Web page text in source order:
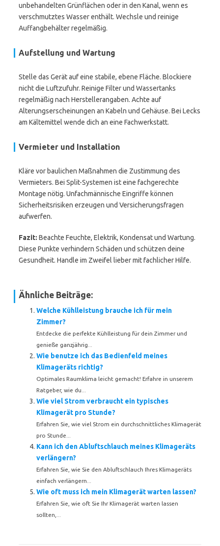
unbehandelten Grünflächen oder in den Kanal, wenn es
verschmutztes Wasser enthält. Wechsle und reinige
Auffangbehälter regelmäßig.
Aufstellung und Wartung
Stelle das Gerät auf eine stabile, ebene Fläche. Blockiere
nicht die Luftzufuhr. Reinige Filter und Wassertanks
regelmäßig nach Herstellerangaben. Achte auf
Alterungserscheinungen an Kabeln und Gehäuse. Bei Lecks
am Kältemittel wende dich an eine Fachwerkstatt.
Vermieter und Installation
Kläre vor baulichen Maßnahmen die Zustimmung des
Vermieters. Bei Split-Systemen ist eine fachgerechte
Montage nötig. Unfachmännische Eingriffe können
Sicherheitsrisiken erzeugen und Versicherungsfragen
aufwerfen.
Fazit: Beachte Feuchte, Elektrik, Kondensat und Wartung.
Diese Punkte verhindern Schäden und schützen deine
Gesundheit. Handle im Zweifel lieber mit fachlicher Hilfe.
Ähnliche Beiträge:
Welche Kühlleistung brauche ich für mein
Zimmer?
Entdecke die perfekte Kühlleistung für dein Zimmer und
genieße ganzjährig...
Wie benutze ich das Bedienfeld meines
Klimageräts richtig?
Optimales Raumklima leicht gemacht! Erfahre in unserem
Ratgeber, wie du...
Wie viel Strom verbraucht ein typisches
Klimagerät pro Stunde?
Erfahren Sie, wie viel Strom ein durchschnittliches Klimagerät
pro Stunde...
Kann ich den Abluftschlauch meines Klimageräts
verlängern?
Erfahren Sie, wie Sie den Abluftschlauch Ihres Klimageräts
einfach verlängern...
Wie oft muss ich mein Klimagerät warten lassen?
Erfahren Sie, wie oft Sie Ihr Klimagerät warten lassen
sollten,...